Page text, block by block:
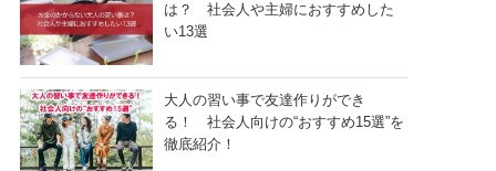
は？ 社会人や主婦におすすめした
い13選
大人の習い事で友達作りができ
る！ 社会人向けの“おすすめ15選”を
徹底紹介！